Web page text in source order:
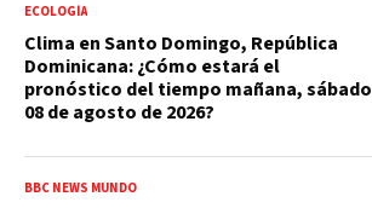
ECOLOGÍA
Clima en Santo Domingo, República
Dominicana: ¿Cómo estará el
pronóstico del tiempo mañana, sábado
08 de agosto de 2026?
BBC NEWS MUNDO